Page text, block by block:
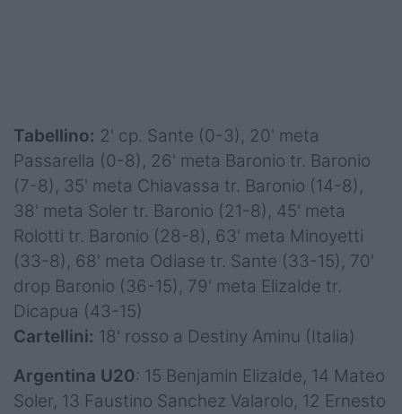
Tabellino: 2' cp. Sante (0-3), 20' meta
Passarella (0-8), 26' meta Baronio tr. Baronio
(7-8), 35' meta Chiavassa tr. Baronio (14-8),
38' meta Soler tr. Baronio (21-8), 45' meta
Rolotti tr. Baronio (28-8), 63' meta Minoyetti
(33-8), 68' meta Odiase tr. Sante (33-15), 70'
drop Baronio (36-15), 79' meta Elizalde tr.
Dicapua (43-15)
Cartellini: 18' rosso a Destiny Aminu (Italia)
Argentina U20: 15 Benjamin Elizalde, 14 Mateo
Soler, 13 Faustino Sanchez Valarolo, 12 Ernesto